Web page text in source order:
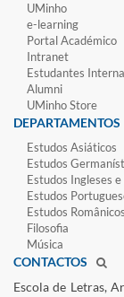
UMinho
e-learning
Portal Académico
Intranet
Estudantes
Alumni
UMinho Store
DEPARTAMENTOS
Estudos Asiáticos
Estudos
Estudos Ingleses
Estudos
Estudos Românicos
Filosofia
Música
CONTACTOS
Escola de Letras,